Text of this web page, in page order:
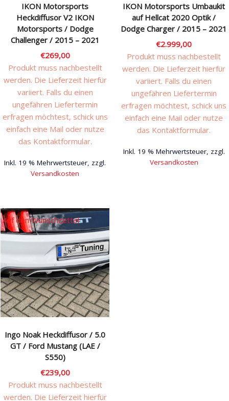
IKON Motorsports
Heckdiffusor V2 IKON
Motorsports / Dodge
Challenger / 2015 – 2021
€269,00
Produkt muss nachbestellt
werden. Die Lieferzeit hierfür
variiert. Falls du einen
ungefähren Liefertermin
erfragen möchtest, schick uns
einfach eine Mail oder nutze
das Kontaktformular.
Inkl. 19 % Mehrwertsteuer, zzgl.
Versandkosten
IKON Motorsports Umbaukit
auf Hellcat 2020 Optik /
Dodge Charger / 2015 – 2021
€2.999,00
Produkt muss nachbestellt
werden. Die Lieferzeit hierfür
variiert. Falls du einen
ungefähren Liefertermin
erfragen möchtest, schick uns
einfach eine Mail oder nutze
das Kontaktformular.
Inkl. 19 % Mehrwertsteuer, zzgl.
Versandkosten
Ingo Noak Heckdiffusor / 5.0
GT / Ford Mustang (LAE /
S550)
€239,00
Produkt muss nachbestellt
werden. Die Lieferzeit hierfür
Auf den Wunschzettel